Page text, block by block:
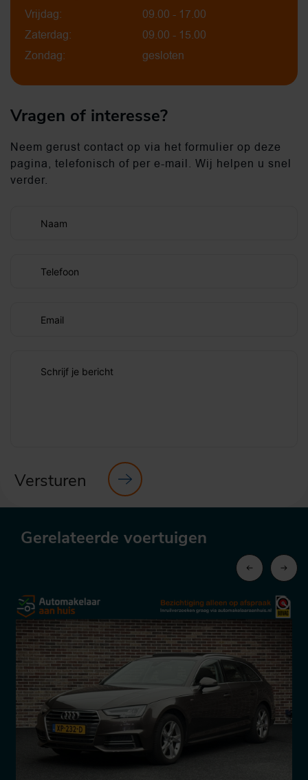
Vrijdag:
09.00 - 17.00
Zaterdag:
09.00 - 15.00
Zondag:
gesloten
Vragen of interesse?
Neem gerust contact op via het formulier op deze
pagina, telefonisch of per e-mail. Wij helpen u snel
verder.
Naam
Telefoon
Email
Schrijf je bericht
Versturen
Gerelateerde voertuigen